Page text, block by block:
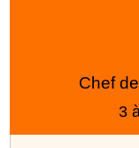
Chef
3